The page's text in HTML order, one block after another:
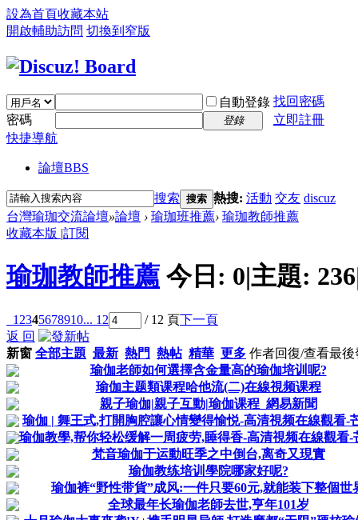
設為首頁收藏本站
開啟輔助訪問 切換到窄版
自動登錄 找回密碼
密碼
登錄
立即註冊
快捷導航
論壇BBS
搜索 搜索 熱搜: 活動 交友 discuz
台灣瑜珈交流論壇»論壇 › 瑜珈班推薦› 瑜珈教師推薦
收藏本版 |訂閱
瑜珈教師推薦 今日: 0|主題: 236
1 2345678910... 12 / 12 頁下一頁
返 回
新窗 全部主題 最新 熱門 熱帖 精華 更多 作者回復/查看最後
瑜伽老師如何選擇含金量高的瑜伽培训呢?
瑜伽主题類课程哈他流(二)在線視频课程
親子瑜伽|親子互動|瑜伽课程_網易新聞
瑜伽 | 舞王式,打開胸腔讓心情變得愉悦-高清視频在線觀看-
瑜伽教學,帮你轻松缓解一周疲劳,睡得香-高清視频在線觀看
梵音瑜伽于运動旺季之中倒台,离奇又現實
瑜伽教练培训學院哪家好呢?
瑜伽裤“野性带貨”成风:一件只要60元,就能装下整個世
全球最年长瑜伽老師去世,亨年101岁